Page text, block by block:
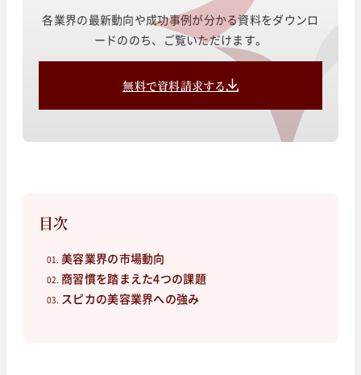
各業界の最新動向や成功事例が分かる資料をダウンロ
ードののち、ご覧いただけます。
無料で資料請求する
目次
美容業界の市場動向
商習慣を踏まえた4つの課題
スピカの美容業界への強み